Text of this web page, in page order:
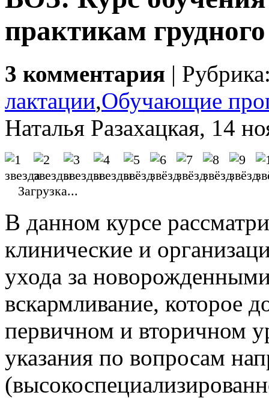
практикам
3 комментария |
лактации,Обучающие
Наталья Разахацкая, 14
Загрузка...
В данном курсе
клинические и
ухода за
вскармливание, которое
первичном и вторичном
указания по вопросам